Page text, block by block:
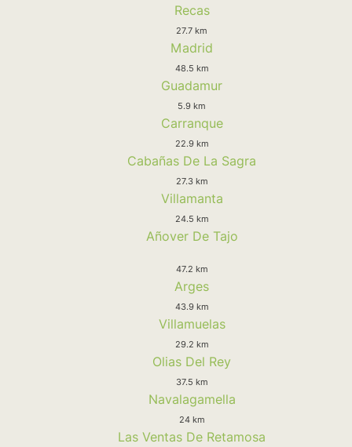
Recas
27.7 km
Madrid
48.5 km
Guadamur
5.9 km
Carranque
22.9 km
Cabañas De La Sagra
27.3 km
Villamanta
24.5 km
Añover De Tajo
47.2 km
Arges
43.9 km
Villamuelas
29.2 km
Olias Del Rey
37.5 km
Navalagamella
24 km
Las Ventas De Retamosa